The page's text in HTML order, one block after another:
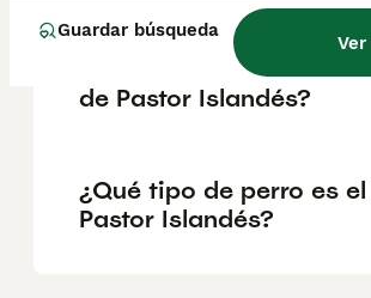
Guardar búsqueda
¿Cuánto cuesta un
de Pastor Islandés?
¿Qué tipo de perro es el
Pastor Islandés?